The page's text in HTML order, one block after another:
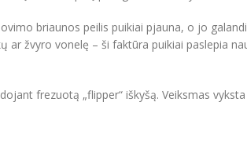
briaunos peilis puikiai pjauna, o jo
ar žvyro vonelę – ši faktūra puikiai paslepia
frezuotą „flipper“ iškyšą. Veiksmas